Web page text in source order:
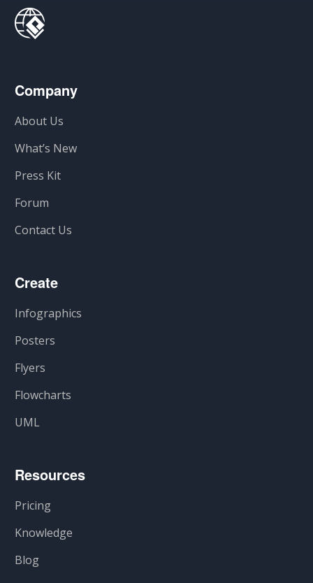
Company
About Us
What’s New
Press Kit
Forum
Contact Us
Create
Infographics
Posters
Flyers
Flowcharts
UML
Resources
Pricing
Knowledge
Blog